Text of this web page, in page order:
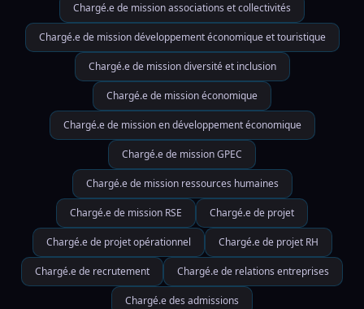
Chargé.e de mission associations et collectivités
Chargé.e de mission développement économique et touristique
Chargé.e de mission diversité et inclusion
Chargé.e de mission économique
Chargé.e de mission en développement économique
Chargé.e de mission GPEC
Chargé.e de mission ressources humaines
Chargé.e de mission RSE Chargé.e de projet
Chargé.e de projet opérationnel Chargé.e de projet RH
Chargé.e de recrutement Chargé.e de relations entreprises
Chargé.e des admissions